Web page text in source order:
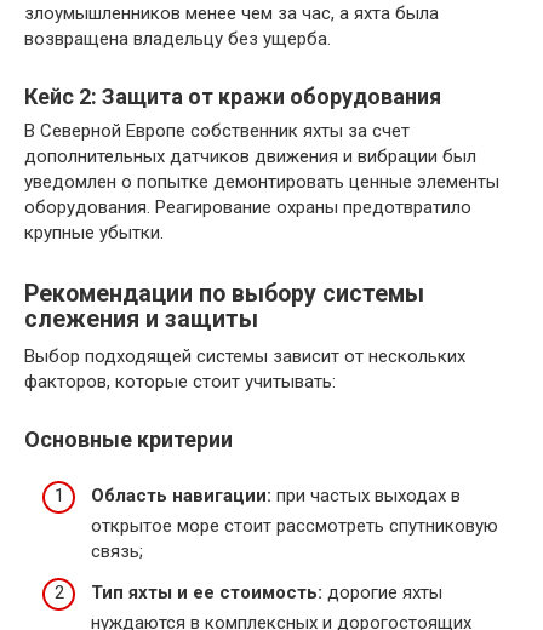
злоумышленников менее чем за час, а яхта была
возвращена владельцу без ущерба.
Кейс 2: Защита от кражи оборудования
В Северной Европе собственник яхты за счет
дополнительных датчиков движения и вибрации был
уведомлен о попытке демонтировать ценные элементы
оборудования. Реагирование охраны предотвратило
крупные убытки.
Рекомендации по выбору системы
слежения и защиты
Выбор подходящей системы зависит от нескольких
факторов, которые стоит учитывать:
Основные критерии
Область навигации: при частых выходах в
открытое море стоит рассмотреть спутниковую
связь;
Тип яхты и ее стоимость: дорогие яхты
нуждаются в комплексных и дорогостоящих